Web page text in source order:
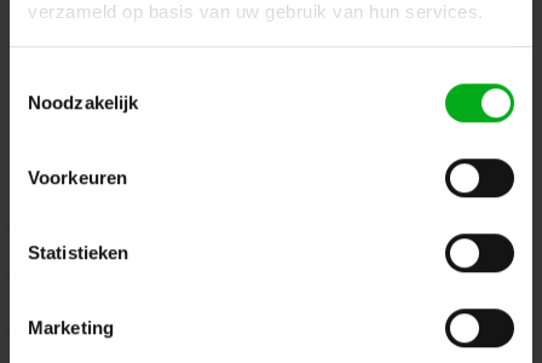
verzameld op basis van uw gebruik van hun services.
Noodzakelijk
Voorkeuren
Statistieken
Marketing
info@podiumtechniek.nl
Volg ons op Facebook
Volg ons op Instagram
Volg ons op Linkedin
Over Podiumtechniek